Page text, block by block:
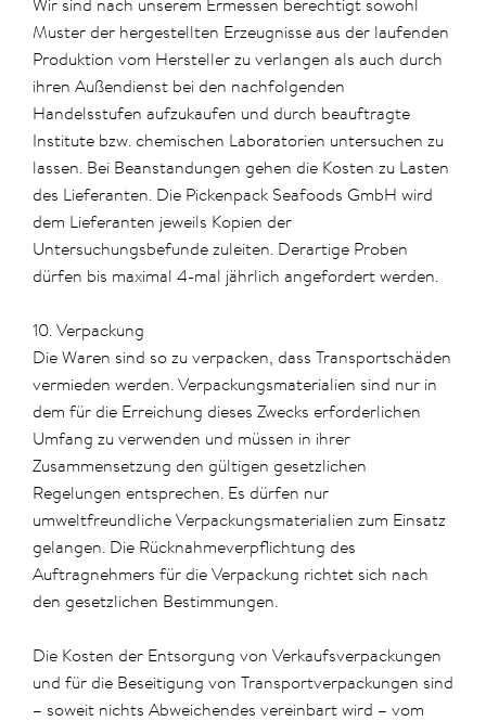
Wir sind nach unserem Ermessen berechtigt sowohl
Muster der hergestellten Erzeugnisse aus der laufenden
Produktion vom Hersteller zu verlangen als auch durch
ihren Außendienst bei den nachfolgenden
Handelsstufen aufzukaufen und durch beauftragte
Institute bzw. chemischen Laboratorien untersuchen zu
lassen. Bei Beanstandungen gehen die Kosten zu Lasten
des Lieferanten. Die Pickenpack Seafoods GmbH wird
dem Lieferanten jeweils Kopien der
Untersuchungsbefunde zuleiten. Derartige Proben
dürfen bis maximal 4-mal jährlich angefordert werden.
10. Verpackung
Die Waren sind so zu verpacken, dass Transportschäden
vermieden werden. Verpackungsmaterialien sind nur in
dem für die Erreichung dieses Zwecks erforderlichen
Umfang zu verwenden und müssen in ihrer
Zusammensetzung den gültigen gesetzlichen
Regelungen entsprechen. Es dürfen nur
umweltfreundliche Verpackungsmaterialien zum Einsatz
gelangen. Die Rücknahmeverpflichtung des
Auftragnehmers für die Verpackung richtet sich nach
den gesetzlichen Bestimmungen.
Die Kosten der Entsorgung von Verkaufsverpackungen
und für die Beseitigung von Transportverpackungen sind
– soweit nichts Abweichendes vereinbart wird – vom